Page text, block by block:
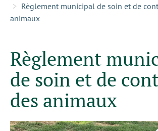
Règlement municipal de soin et de
animaux
Règlement
de soin et de
des animaux